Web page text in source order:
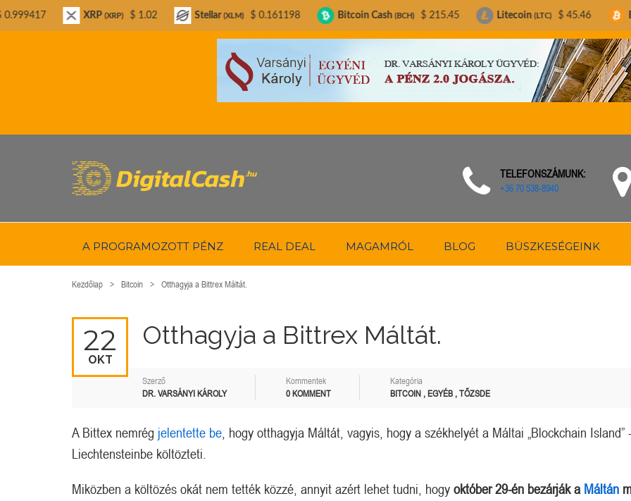
TELEFONSZÁMUNK:
+36 70 538-8940
A PROGRAMOZOTT PÉNZ REAL DEAL MAGAMRÓL BLOG BÜSZKESÉGEINK
Kezdőlap Bitcoin Otthagyja a Bittrex Máltát.
22
OKT
Otthagyja a Bittrex Máltát.
Szerző
DR. VARSÁNYI KÁROLY
Kommentek
0 KOMMENT
Kategória
BITCOIN , EGYÉB , TŐZSDE
A Bittex nemrég jelentette be , hogy otthagyja Máltát, vagyis, hogy a székhelyét a Máltai „Blockchain Island”
Liechtensteinbe költözteti.
Miközben a költözés okát nem tették közzé, annyit azért lehet tudni, hogy október 29-én bezárják a Máltán
XRP(XRP) $ 1.02 Stellar (XLM) $ 0.161198 Bitcoin Cash (BCH) $ 215.45 Litecoin (LTC) $ 45.46 Bitcoin (BTC)